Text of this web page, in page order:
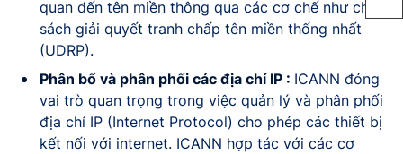
quan đến tên miền thông qua các cơ chế như chính
sách giải quyết tranh chấp tên miền thống nhất
(UDRP).
Phân bổ và phân phối các địa chỉ IP : ICANN đóng
vai trò quan trọng trong việc quản lý và phân phối
địa chỉ IP (Internet Protocol) cho phép các thiết bị
kết nối với internet. ICANN hợp tác với các cơ